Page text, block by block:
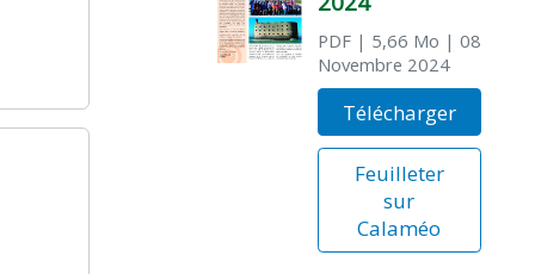
PDF| 5,66 Mo | 08
Novembre 2024
Télécharger
Feuilleter
sur
Calaméo